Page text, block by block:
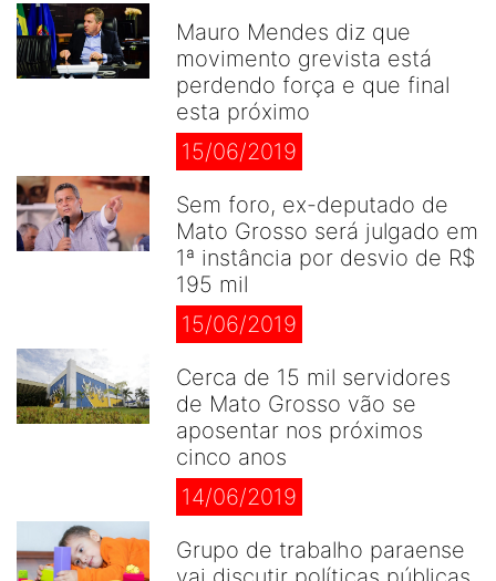
Mauro Mendes diz que
movimento grevista está
perdendo força e que final
esta próximo
15/06/2019
Sem foro, ex-deputado de
Mato Grosso será julgado em
1ª instância por desvio de R$
195 mil
15/06/2019
Cerca de 15 mil servidores
de Mato Grosso vão se
aposentar nos próximos
cinco anos
14/06/2019
Grupo de trabalho paraense